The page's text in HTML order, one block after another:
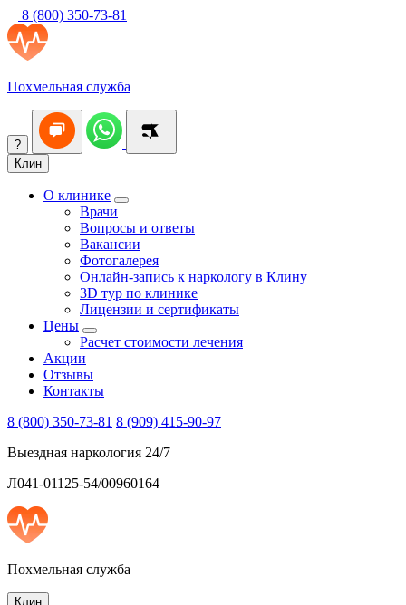
8 (800) 350-73-81
Похмельная служба
?
Клин
О клинике
Врачи
Вопросы и ответы
Вакансии
Фотогалерея
Онлайн-запись к наркологу в Клину
3D тур по клинике
Лицензии и сертификаты
Цены
Расчет стоимости лечения
Акции
Отзывы
Контакты
8 (800) 350-73-81 8 (909) 415-90-97
Выездная наркология 24/7
Л041-01125-54/00960164
Похмельная служба
Клин